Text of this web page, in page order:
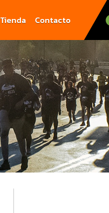
Tienda Contacto